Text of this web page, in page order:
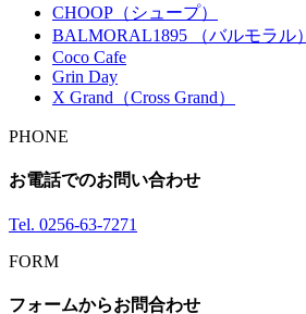
CHOOP（シュープ）
BALMORAL1895 （バルモラル）
Coco Cafe
Grin Day
X Grand（Cross Grand）
PHONE
お電話でのお問い合わせ
Tel. 0256-63-7271
FORM
フォームからお問合わせ